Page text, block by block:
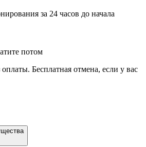
за 24 часов до начала
потом
Бесплатная отмена, если у вас